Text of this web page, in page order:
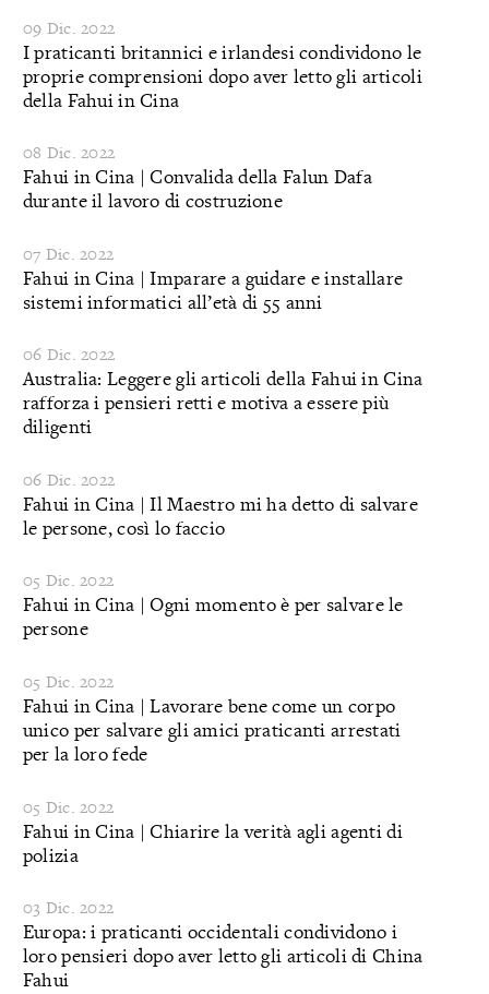
09 Dic. 2022
I praticanti britannici e irlandesi condividono le
proprie comprensioni dopo aver letto gli articoli
della Fahui in Cina
08 Dic. 2022
Fahui in Cina | Convalida della Falun Dafa
durante il lavoro di costruzione
07 Dic. 2022
Fahui in Cina | Imparare a guidare e installare
sistemi informatici all’età di 55 anni
06 Dic. 2022
Australia: Leggere gli articoli della Fahui in Cina
rafforza i pensieri retti e motiva a essere più
diligenti
06 Dic. 2022
Fahui in Cina | Il Maestro mi ha detto di salvare
le persone, così lo faccio
05 Dic. 2022
Fahui in Cina | Ogni momento è per salvare le
persone
05 Dic. 2022
Fahui in Cina | Lavorare bene come un corpo
unico per salvare gli amici praticanti arrestati
per la loro fede
05 Dic. 2022
Fahui in Cina | Chiarire la verità agli agenti di
polizia
03 Dic. 2022
Europa: i praticanti occidentali condividono i
loro pensieri dopo aver letto gli articoli di China
Fahui